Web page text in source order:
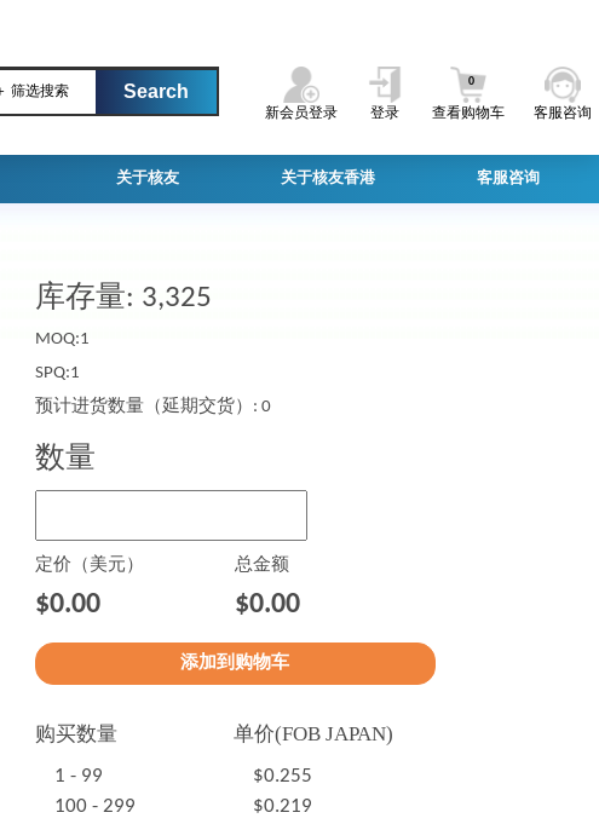
筛选搜索
新会员登录 登录 查看购物车
0
客服咨询
关于核友 关于核友香港 客服咨询
库存量: 3,325
MOQ:1
SPQ:1
预计进货数量（延期交货）: 0
数量
定价（美元） 总金额
$0.00 $0.00
购买数量 单价(FOB JAPAN)
1 - 99
$0.255
100 - 299
$0.219